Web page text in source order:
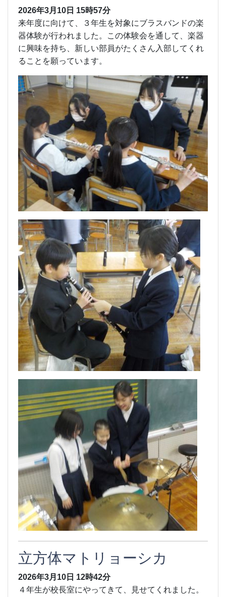
2026年3月10日 15時57分
来年度に向けて、３年生を対象にブラスバンドの楽
器体験が行われました。この体験会を通して、楽器
に興味を持ち、新しい部員がたくさん入部してくれ
ることを願っています。
立方体マトリョーシカ
2026年3月10日 12時42分
４年生が校長室にやってきて、見せてくれました。